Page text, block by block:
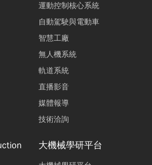
連豊力
駕車之應用
運動控制核心系統
自動駕駛與電動車
智慧工廠
無人機系統
軌道系統
直播影音
媒體報導
技術洽詢
大機械學研平台